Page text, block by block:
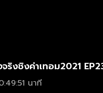
จริงชิงค่าเทอม2021
นาที